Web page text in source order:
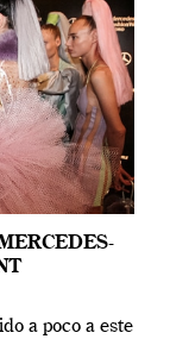
a poco a este